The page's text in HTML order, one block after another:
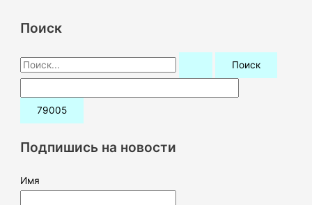
Поиск
П
о
и
:Подпишись на новости
Имя